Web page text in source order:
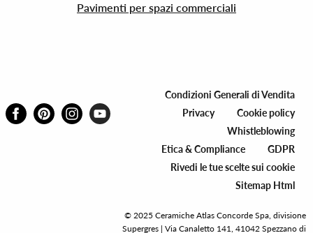
Pavimenti per spazi commerciali
Condizioni Generali di Vendita
Privacy
Cookie policy
Whistleblowing
Etica & Compliance
GDPR
Rivedi le tue scelte sui cookie
Sitemap Html
© 2025 Ceramiche Atlas Concorde Spa, divisione
Supergres | Via Canaletto 141, 41042 Spezzano di